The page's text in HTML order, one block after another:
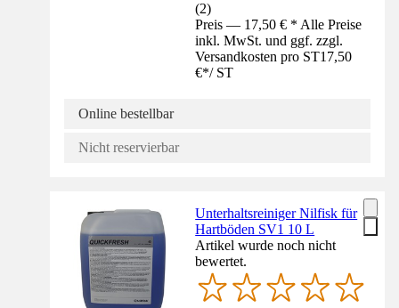
(2)
Preis — 17,50 € * Alle Preise
inkl. MwSt. und ggf. zzgl.
Versandkosten pro ST17,50
€*/ ST
Online bestellbar
Nicht reservierbar
Unterhaltsreiniger Nilfisk für
Hartböden SV1 10 L
Artikel wurde noch nicht
bewertet.